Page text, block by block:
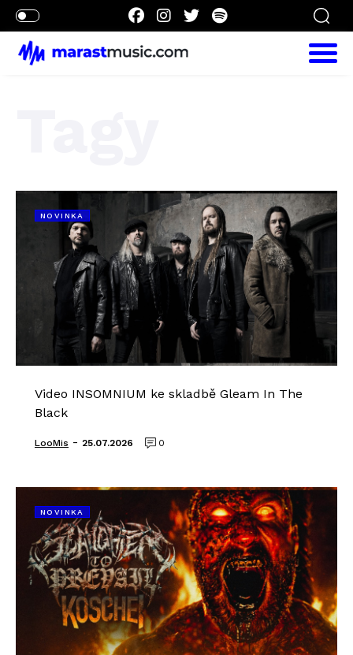
NOVINKA
Video INSOMNIUM ke skladbě Gleam In The
Black
LooMis - 25.07.2026 0
NOVINKA